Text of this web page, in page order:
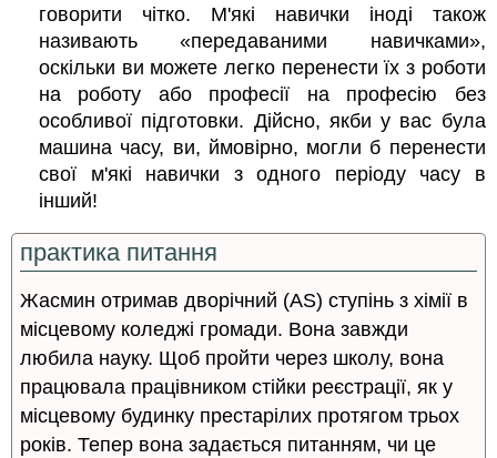
говорити чітко. М'які навички іноді також
називають «передаваними навичками»,
оскільки ви можете легко перенести їх з роботи
на роботу або професії на професію без
особливої підготовки. Дійсно, якби у вас була
машина часу, ви, ймовірно, могли б перенести
свої м'які навички з одного періоду часу в
інший!
практика питання
Жасмин отримав дворічний (AS) ступінь з хімії в
місцевому коледжі громади. Вона завжди
любила науку. Щоб пройти через школу, вона
працювала працівником стійки реєстрації, як у
місцевому будинку престарілих протягом трьох
років. Тепер вона задається питанням, чи це